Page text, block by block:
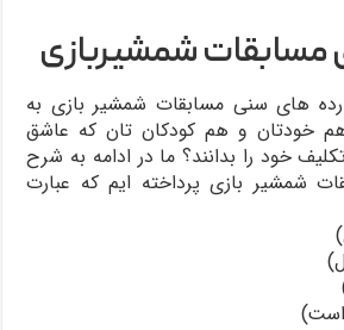
مسابقات شمشیربازی
های سنی مسابقات شمشیر بازی به
خودتان و هم کودکان تان که عاشق
خود را بدانند؟ ما در ادامه به شرح
شمشیر بازی پرداخته ایم که عبارت
است)